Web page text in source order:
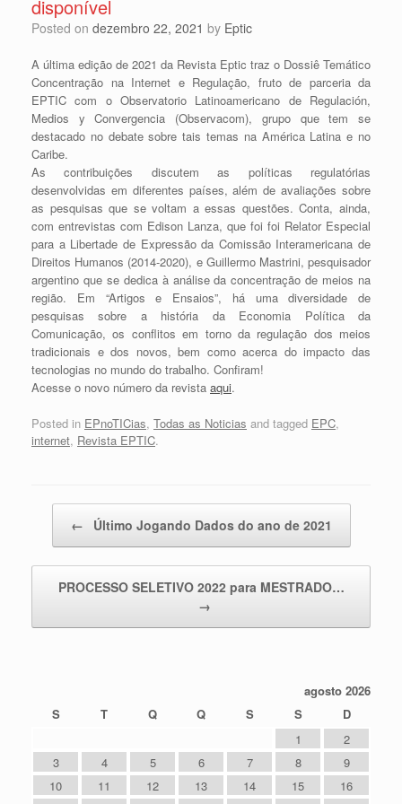
disponível
Posted on dezembro 22, 2021 by Eptic
A última edição de 2021 da Revista Eptic traz o Dossiê Temático
Concentração na Internet e Regulação, fruto de parceria da
EPTIC com o Observatorio Latinoamericano de Regulación,
Medios y Convergencia (Observacom), grupo que tem se
destacado no debate sobre tais temas na América Latina e no
Caribe.
As contribuições discutem as políticas regulatórias
desenvolvidas em diferentes países, além de avaliações sobre
as pesquisas que se voltam a essas questões. Conta, ainda,
com entrevistas com Edison Lanza, que foi foi Relator Especial
para a Libertade de Expressão da Comissão Interamericana de
Direitos Humanos (2014-2020), e Guillermo Mastrini, pesquisador
argentino que se dedica à análise da concentração de meios na
região. Em “Artigos e Ensaios”, há uma diversidade de
pesquisas sobre a história da Economia Política da
Comunicação, os conflitos em torno da regulação dos meios
tradicionais e dos novos, bem como acerca do impacto das
tecnologias no mundo do trabalho. Confiram!
Acesse o novo número da revista aqui.
Posted in EPnoTICias, Todas as Noticias and tagged EPC,
internet, Revista EPTIC.
← Último Jogando Dados do ano de 2021
PROCESSO SELETIVO 2022 para MESTRADO…
→
agosto 2026
S
T Q Q S S
D
1
2
3
4 5 6 7 8
9
10
11 12 13 14 15
16